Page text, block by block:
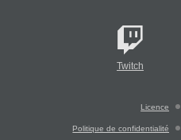
Twitch
Licence
Politique de confidentialité